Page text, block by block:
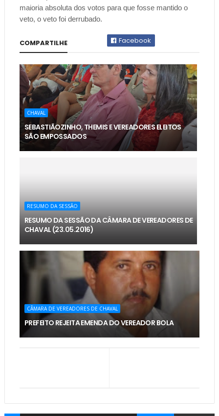
maioria absoluta dos votos para que fosse mantido o
veto, o veto foi derrubado.
COMPARTILHE Facebook
CHAVAL
SEBASTIÃOZINHO, THEMIS E VEREADORES ELEITOS
SÃO EMPOSSADOS
RESUMO DA SESSÃO
RESUMO DA SESSÃO DA CÂMARA DE VEREADORES DE
CHAVAL (23.05.2016)
CÂMARA DE VEREADORES DE CHAVAL
PREFEITO REJEITA EMENDA DO VEREADOR BOLA